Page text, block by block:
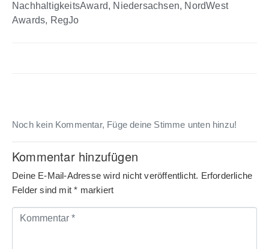
NachhaltigkeitsAward, Niedersachsen, NordWest
Awards, RegJo
Noch kein Kommentar, Füge deine Stimme unten hinzu!
Kommentar hinzufügen
Deine E-Mail-Adresse wird nicht veröffentlicht. Erforderliche
Felder sind mit* markiert
Kommentar